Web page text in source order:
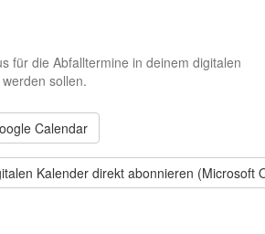
für die Abfalltermine in deinem digitalen
sollen.
Calendar
Kalender direkt abonnieren (Microsoft